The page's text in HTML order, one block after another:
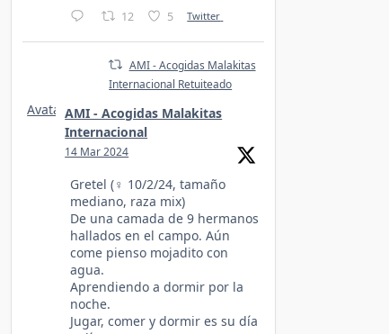
12 5 Twitter
AMI - Acogidas Malakitas
Internacional Retuiteado
AvatarAMI - Acogidas Malakitas
Internacional
14 Mar 2024
Gretel (♀️ 10/2/24, tamaño
mediano, raza mix)
De una camada de 9 hermanos
hallados en el campo. Aún
come pienso mojadito con
agua.
Aprendiendo a dormir por la
noche.
Jugar, comer y dormir es su día